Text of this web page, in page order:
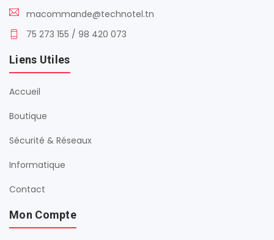
macommande@technotel.tn
75 273 155 / 98 420 073
Liens Utiles
Accueil
Boutique
Sécurité & Réseaux
Informatique
Contact
Mon Compte